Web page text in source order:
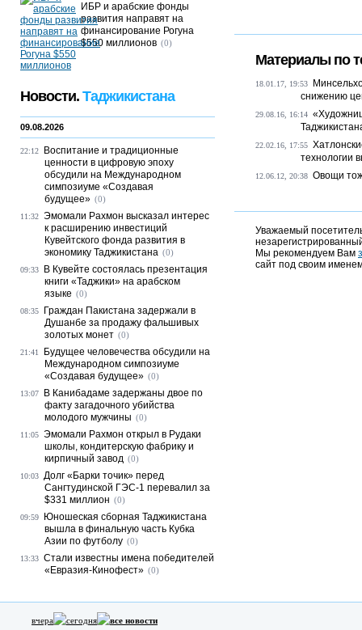
Материалы по
18.01.17, 19:53
снижению
29.08.16, 16:14
22.02.16, 17:55
технологии
12.06.12, 20:38 Овощи
Уважаемый
Мы рекомендуем Вам
сайт под своим
ИБР и арабские фонды
развития направят на
финансирование Рогуна
$550 миллионов (0)
Новости. Таджикистана
09.08.2026
22:12
Воспитание и традиционные
ценности в цифровую эпоху
обсудили на Международном
симпозиуме «Создавая
будущее» (0)
11:32 Эмомали Рахмон высказал интерес
к расширению инвестиций
Кувейтского фонда развития в
экономику Таджикистана (0)
09:33
В Кувейте состоялась презентация
книги «Таджики» на арабском
языке (0)
08:35
Граждан Пакистана задержали в
Душанбе за продажу фальшивых
золотых монет (0)
21:41
Будущее человечества обсудили на
Международном симпозиуме
«Создавая будущее» (0)
13:07
В Канибадаме задержаны двое по
факту загадочного убийства
молодого мужчины (0)
11:05 Эмомали Рахмон открыл в Рудаки
школы, кондитерскую фабрику и
кирпичный завод (0)
10:03 Долг «Барки точик» перед
Сангтудинской ГЭС-1 перевалил за
$331 миллион (0)
09:59
Юношеская сборная Таджикистана
вышла в финальную часть Кубка
Азии по футболу (0)
13:33 Стали известны имена победителей
«Евразия-Кинофест» (0)
вчера сегодня все новости